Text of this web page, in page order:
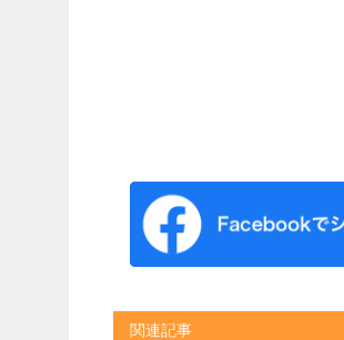
関連記事